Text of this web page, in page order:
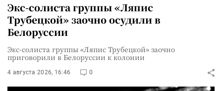
Экс-солиста группы «Ляпис
Трубецкой» заочно осудили в
Белоруссии
Экс-солиста группы «Ляпис Трубецкой» заочно
приговорили в Белоруссии к колонии
4 августа 2026, 16:46 0